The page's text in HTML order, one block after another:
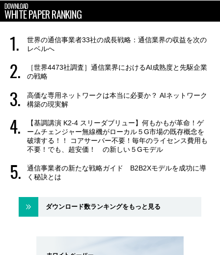
DOWNLOAD
WHITE PAPER RANKING
世界の通信事業者33社の成長戦略：通信業界の収益を次の
レベルへ
［世界4473社調査］通信業界におけるAI成熟度と先駆企業
の戦略
高価な専用ネットワークは本当に必要か？ AIネットワーク
構築の現実解
【基調講演 K2-4 スリーダブリュー】何もかもが革命！ゲ
ームチェンジャー無線機がローカル５G市場の既存概念を
破壊する！！ コアサーバー不要！毎年のライセンス費用も
不要！でも、超安価！ の新しい５Gモデル
通信事業者の新たな戦略ガイド B2B2Xモデルを成功に導
く秘訣とは
ダウンロード数ランキングをもっと見る